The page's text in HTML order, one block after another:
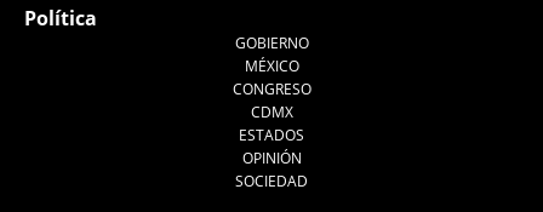
Política
GOBIERNO
MÉXICO
CONGRESO
CDMX
ESTADOS
OPINIÓN
SOCIEDAD